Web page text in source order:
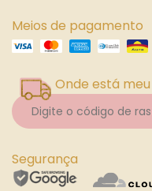
Meios de pagamento
Onde está
Segurança